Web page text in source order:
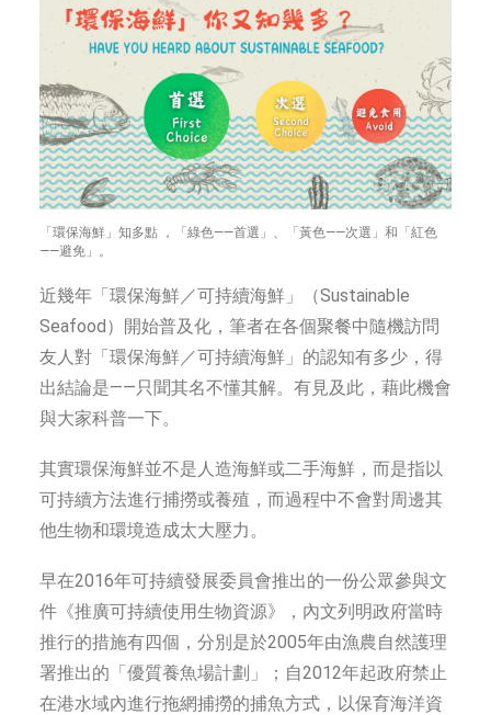
「環保海鮮」知多點 ，「綠色——首選」、「黃色——次選」和「紅色
——避免」。
近幾年「環保海鮮／可持續海鮮」（Sustainable
Seafood）開始普及化，筆者在各個聚餐中隨機訪問
友人對「環保海鮮／可持續海鮮」的認知有多少，得
出結論是——只聞其名不懂其解。有見及此，藉此機會
與大家科普一下。
其實環保海鮮並不是人造海鮮或二手海鮮，而是指以
可持續方法進行捕撈或養殖，而過程中不會對周邊其
他生物和環境造成太大壓力。
早在2016年可持續發展委員會推出的一份公眾參與文
件《推廣可持續使用生物資源》，內文列明政府當時
推行的措施有四個，分別是於2005年由漁農自然護理
署推出的「優質養魚場計劃」；自2012年起政府禁止
在港水域內進行拖網捕撈的捕魚方式，以保育海洋資